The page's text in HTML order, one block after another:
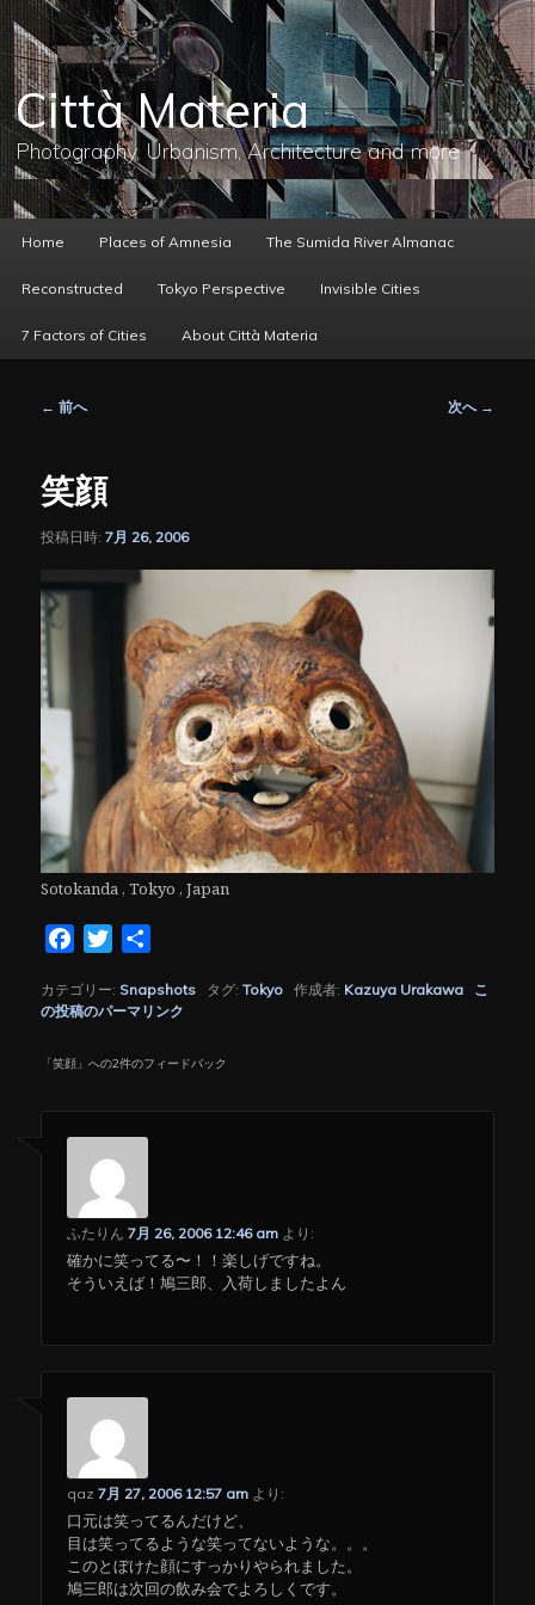
メ
イ
ン
コ
ン
テ
ン
へ
移
動
Città Materia
Photography, Urbanism, Architecture and more
ー
Home Places of Amnesia The Sumida River Almanac
Reconstructed Tokyo Perspective Invisible Cities
7 Factors of Cities About Città Materia
ビ
ゲ
シ
ン
← 前へ 次へ →
笑顔
投稿日時:7月 26, 2006
Sotokanda , Tokyo , Japan
FacebookTwitter
カテゴリー: Snapshots タグ:Tokyo 作成者: Kazuya Urakawa
こ
の投稿のパーマリンク
「笑顔 」への2件のフィードバック
ふたりん 7月 26, 2006 12:46 am より:
確かに笑ってる〜！！楽しげですね。
そういえば！鳩三郎、入荷しましたよん
qaz 7月 27, 2006 12:57 am より:
口元は笑ってるんだけど、
目は笑ってるような笑ってないような。。。
このとぼけた顔にすっかりやられました。
鳩三郎は次回の飲み会でよろしくです。